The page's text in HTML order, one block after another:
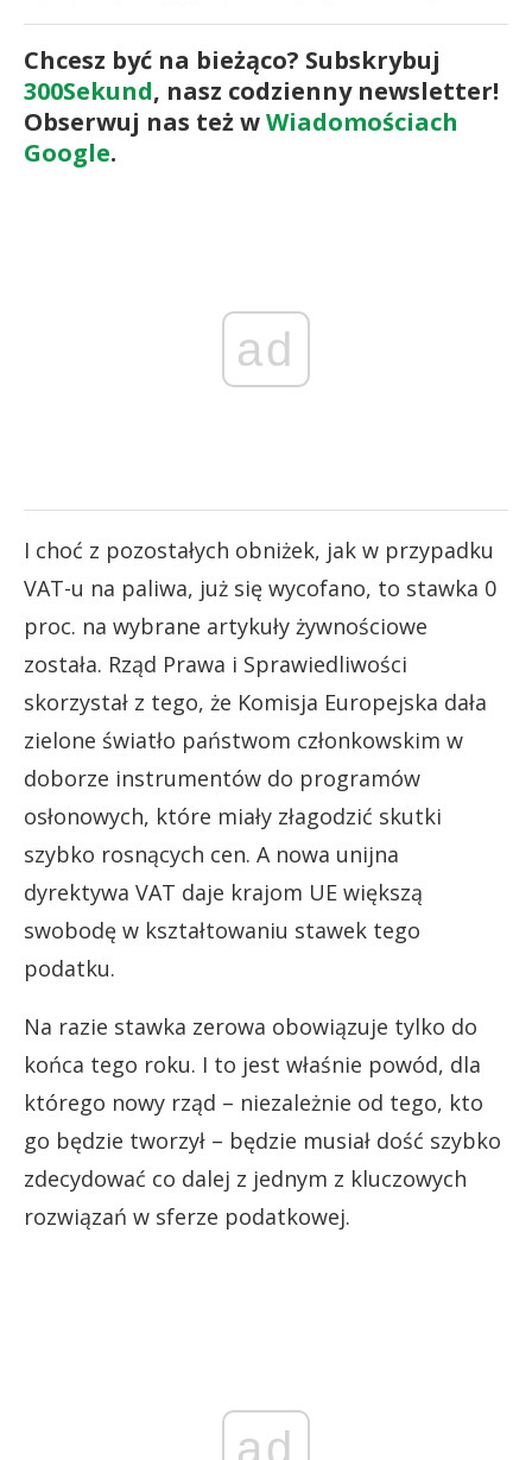
Chcesz być na bieżąco? Subskrybuj
300Sekund, nasz codzienny newsletter!
Obserwuj nas też wWiadomościach
Google.
ad
I choć z pozostałych obniżek, jak w przypadku
VAT-u na paliwa, już się wycofano, to stawka 0
proc. na wybrane artykuły żywnościowe
została. Rząd Prawa i Sprawiedliwości
skorzystał z tego, że Komisja Europejska dała
zielone światło państwom członkowskim w
doborze instrumentów do programów
osłonowych, które miały złagodzić skutki
szybko rosnących cen. A nowa unijna
dyrektywa VAT daje krajom UE większą
swobodę w kształtowaniu stawek tego
podatku.
Na razie stawka zerowa obowiązuje tylko do
końca tego roku. I to jest właśnie powód, dla
którego nowy rząd – niezależnie od tego, kto
go będzie tworzył – będzie musiał dość szybko
zdecydować co dalej z jednym z kluczowych
rozwiązań w sferze podatkowej.
ad